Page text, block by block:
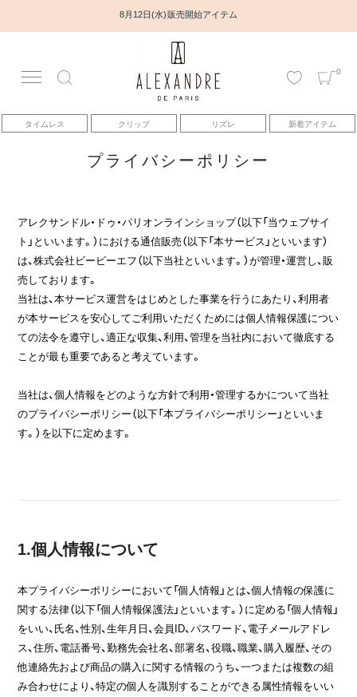
8月12日(水) 販売開始アイテム
0
タイムレス クリップ リズレ 新着アイテム
アカウント
アイテム
コレクション
トピックス
ヘアアレンジ動画
クラフトマンシップ
お修理について
プライバシーポリシー
アレクサンドル・ドゥ・パリオンラインショップ（以下「当ウェブサイ
ト」といいます。）における通信販売（以下「本サービス」といいます）
は、株式会社ビービーエフ（以下当社といいます。）が管理・運営し、販
売しております。
当社は、本サービス運営をはじめとした事業を行うにあたり、利用者
が本サービスを安心してご利用いただくためには個人情報保護につい
ての法令を遵守し、適正な収集、利用、管理を当社内において徹底する
ことが最も重要であると考えています。
当社は、個人情報をどのような方針で利用・管理するかについて当社
のプライバシーポリシー（以下「本プライバシーポリシー」といいま
す。）を以下に定めます。
1.個人情報について
本プライバシーポリシーにおいて「個人情報」とは、個人情報の保護に
関する法律（以下「個人情報保護法」といいます。）に定める「個人情報」
をいい、氏名、性別、生年月日、会員ID、パスワード、電子メールアドレ
ス、住所、電話番号、勤務先会社名、部署名、役職、職業、購入履歴、その
他連絡先および商品の購入に関する情報のうち、一つまたは複数の組
み合わせにより、特定の個人を識別することができる属性情報をいい